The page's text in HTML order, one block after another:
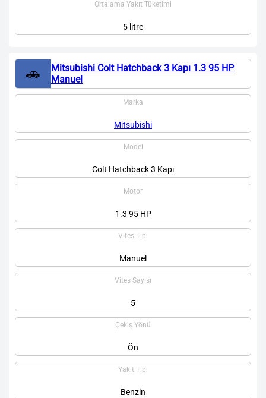
Ortalama Yakıt Tüketimi
5 litre
🚗
Mitsubishi Colt Hatchback 3 Kapı 1.3 95 HP
Manuel
Marka
Mitsubishi
Model
Colt Hatchback 3 Kapı
Motor
1.3 95 HP
Vites Tipi
Manuel
Vites Sayısı
5
Çekiş Yönü
Ön
Yakıt Tipi
Benzin